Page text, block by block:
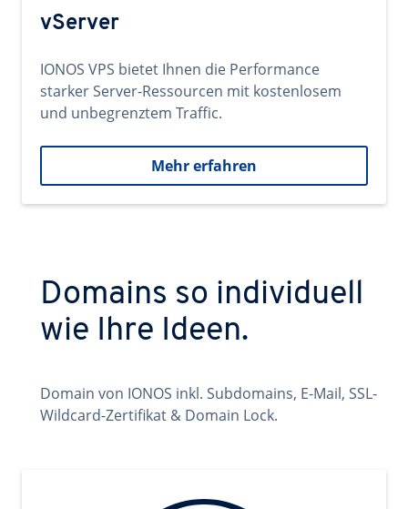
vServer
IONOS VPS bietet Ihnen die Performance
starker Server-Ressourcen mit kostenlosem
und unbegrenztem Traffic.
Mehr erfahren
Domains so individuell
wie Ihre Ideen.
Domain von IONOS inkl. Subdomains, E-Mail, SSL-
Wildcard-Zertifikat & Domain Lock.